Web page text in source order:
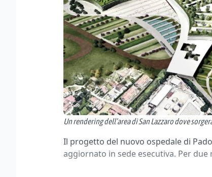
Un rendering dell’area di San Lazzaro dove
Il progetto del nuovo ospedale di
aggiornato in sede esecutiva. Per